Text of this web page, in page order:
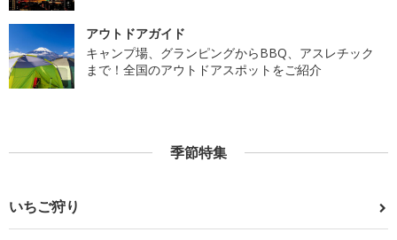
アウトドアガイド
キャンプ場、グランピングからBBQ、アスレチック
まで！全国のアウトドアスポットをご紹介
季節特集
いちご狩り